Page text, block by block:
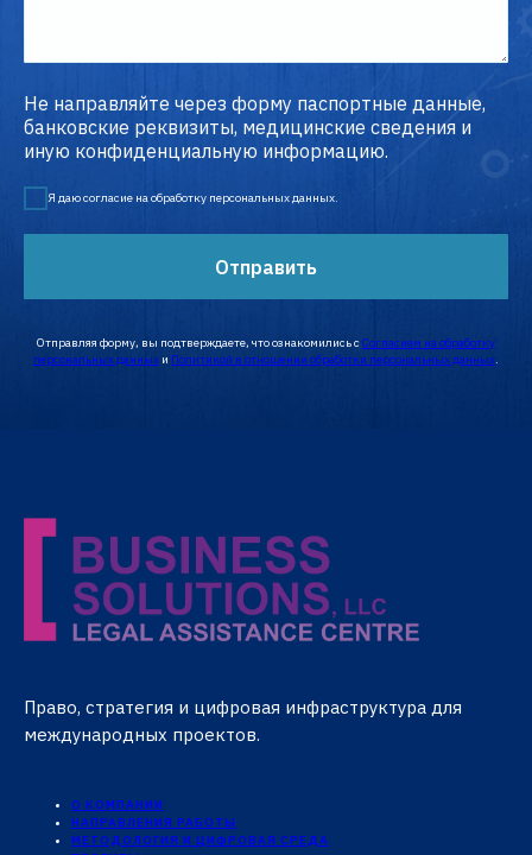
Не направляйте через форму паспортные данные,
банковские реквизиты, медицинские сведения и
иную конфиденциальную информацию.
Я даю согласие на обработку персональных данных.
Отправить
Отправляя форму, вы подтверждаете, что ознакомились с Согласием на обработку
персональных данных и Политикой в отношении обработки персональных данных.
Право, стратегия и цифровая инфраструктура для
международных проектов.
О КОМПАНИИ
НАПРАВЛЕНИЯ РАБОТЫ
МЕТОДОЛОГИЯ И ЦИФРОВАЯ СРЕДА